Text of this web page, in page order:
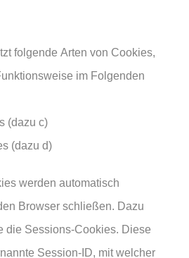
folgende Arten von Cookies,
im Folgenden
(dazu c)
(dazu d)
werden automatisch
Browser schließen. Dazu
die Sessions-Cookies. Diese
Session-ID, mit welcher